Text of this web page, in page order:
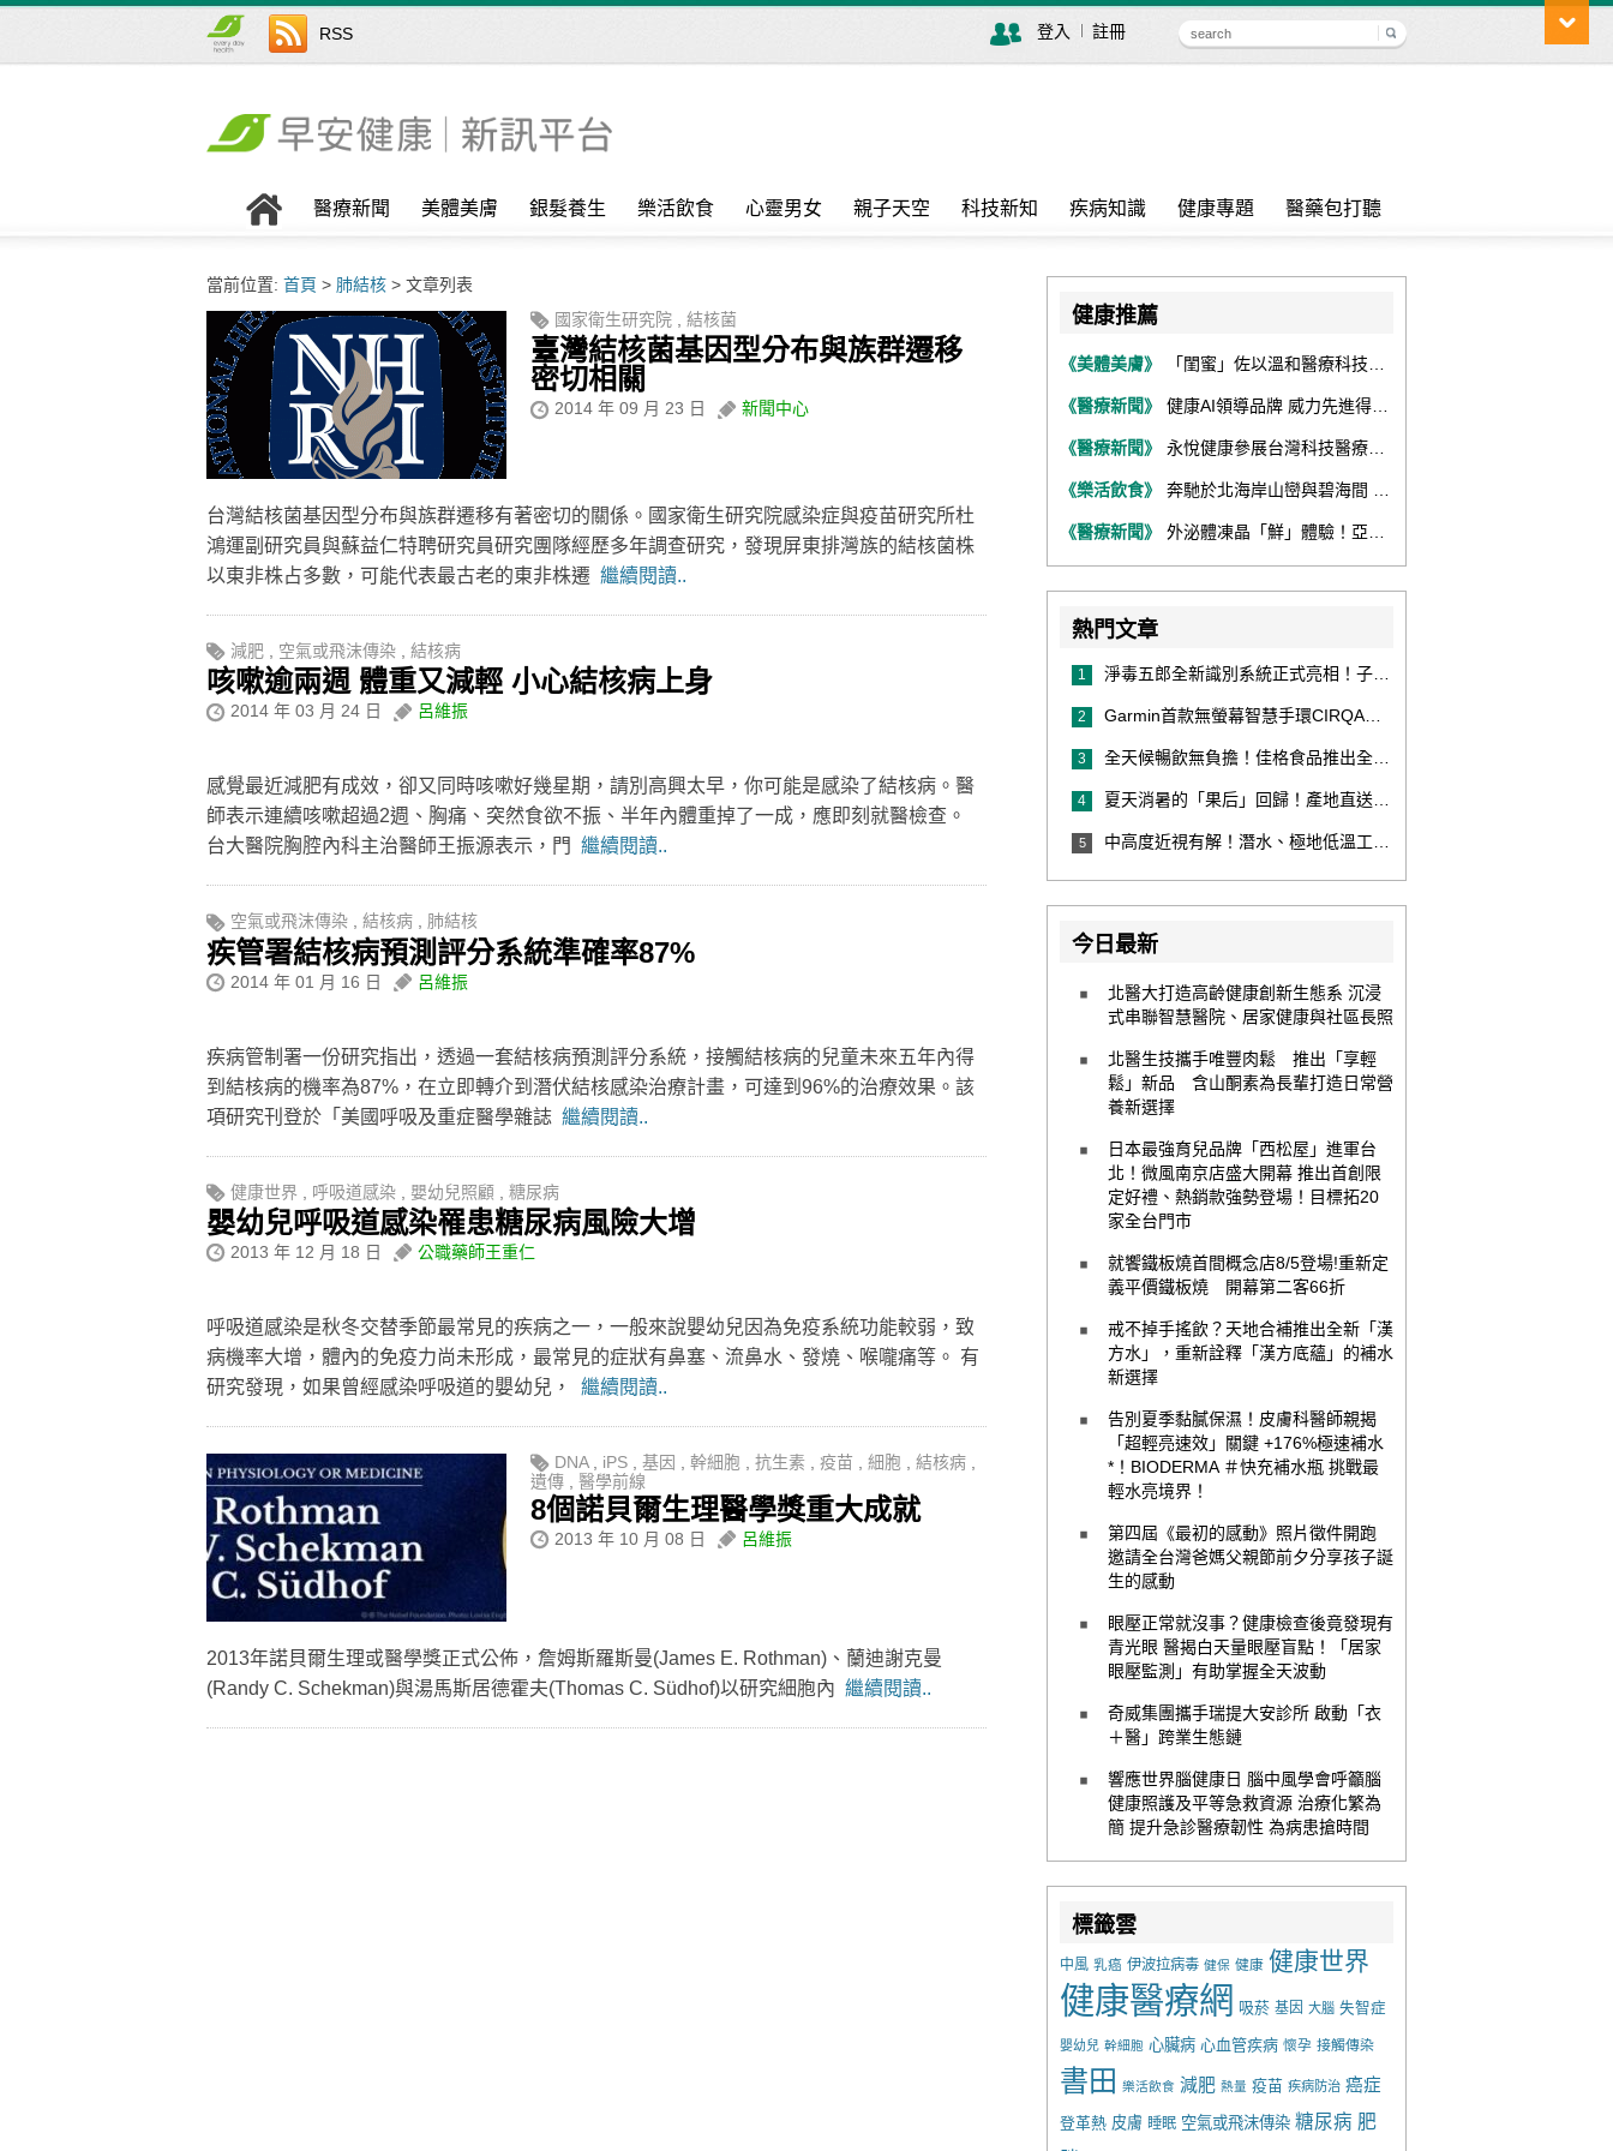
RSS 登入 註冊
醫療新聞 美體美膚 銀髮養生 樂活飲食 心靈男女 親子天空 科技新知 疾病知識 健康專題 醫藥包打聽
當前位置: 首頁 > 肺結核 > 文章列表
國家衛生研究院
結核菌
臺灣結核菌基因型分布與族群遷移
密切相關
2014 年 09 月 23 日 新聞中心
台灣結核菌基因型分布與族群遷移有著密切的關係。國家衛生研究院感染症與疫苗研究所杜
鴻運副研究員與蘇益仁特聘研究員研究團隊經歷多年調查研究，發現屏東排灣族的結核菌株
以東非株占多數，可能代表最古老的東非株遷 繼續閱讀..
減肥 空氣或飛沫傳染 結核病
咳嗽逾兩週 體重又減輕 小心結核病上身
2014 年 03 月 24 日 呂維振
感覺最近減肥有成效，卻又同時咳嗽好幾星期，請別高興太早，你可能是感染了結核病。醫
師表示連續咳嗽超過2週、胸痛、突然食欲不振、半年內體重掉了一成，應即刻就醫檢查。
台大醫院胸腔內科主治醫師王振源表示，門 繼續閱讀..
空氣或飛沫傳染 , 結核病 , 肺結核
疾管署結核病預測評分系統準確率87%
2014 年 01 月 16 日 呂維振
疾病管制署一份研究指出，透過一套結核病預測評分系統，接觸結核病的兒童未來五年內得
到結核病的機率為87%，在立即轉介到潛伏結核感染治療計畫，可達到96%的治療效果。該
項研究刊登於「美國呼吸及重症醫學雜誌 繼續閱讀..
健康世界 呼吸道感染 嬰幼兒照顧 糖尿病
嬰幼兒呼吸道感染罹患糖尿病風險大增
2013 年 12 月 18 日 公職藥師王重仁
呼吸道感染是秋冬交替季節最常見的疾病之一，一般來說嬰幼兒因為免疫系統功能較弱，致
病機率大增，體內的免疫力尚未形成，最常見的症狀有鼻塞、流鼻水、發燒、喉嚨痛等。 有
研究發現，如果曾經感染呼吸道的嬰幼兒， 繼續閱讀..
DNA, iPS 基因 幹細胞 抗生素 疫苗 細胞 結核病
遺傳
醫學前線
8個諾貝爾生理醫學獎重大成就
2013 年 10 月 08 日 呂維振
2013年諾貝爾生理或醫學獎正式公佈，詹姆斯羅斯曼(James E. Rothman)、蘭迪謝克曼
(Randy C. Schekman)與湯馬斯居德霍夫(Thomas C. Südhof)以研究細胞內 繼續閱讀..
健康推薦
《美體美膚》 「閨蜜」佐以溫和醫療科技，陪伴女性找回身體舒適與自信
《醫療新聞》 健康AI領導品牌 威力先進得獎不斷 同獲『玉山獎』『金炬獎』最高肯定
《醫療新聞》 永悅健康參展台灣科技醫療展 展現數位健康全場景整合能力
《樂活飲食》 奔馳於北海岸山巒與碧海間 跑出屬於你的生命之光 『2026光境半程馬拉松挑戰賽－升龍道』火熱報名中
《醫療新聞》 外泌體凍晶「鮮」體驗！亞家生技解鎖24個月高活性 專利瓶蓋「秒回溶」超驚艷！醫科展秀「睛」亮神采
熱門文章
1 淨毒五郎全新識別系統正式亮相！子品牌然本再推體香噴霧新產品！
2 Garmin首款無螢幕智慧手環CIRQA登場 專注健康無須訂閱！ 輕量舒適風格百搭 生態系無縫串接 打造全天候零干擾健康與恢復管理新體驗
3 全天候暢飲無負擔！佳格食品推出全新穀物茶品牌「穀萃」 首發「穀萃 蕎麥國寶茶」無糖、0咖啡因 24小時暖心陪伴
4 夏天消暑的「果后」回歸！產地直送泰國鮮山竹，打造夏日最頂級的天然補給
5 中高度近視有解！潛水、極地低溫工作者優選 EVO ICL 膠原蛋白眼內鏡
今日最新
北醫大打造高齡健康創新生態系 沉浸
式串聯智慧醫院、居家健康與社區長照
北醫生技攜手唯豐肉鬆 推出「享輕
鬆」新品 含山酮素為長輩打造日常營
養新選擇
日本最強育兒品牌「西松屋」進軍台
北！微風南京店盛大開幕 推出首創限
定好禮、熱銷款強勢登場！目標拓20
家全台門市
就饗鐵板燒首間概念店8/5登場!重新定
義平價鐵板燒 開幕第二客66折
戒不掉手搖飲？天地合補推出全新「漢
方水」，重新詮釋「漢方底蘊」的補水
新選擇
告別夏季黏膩保濕！皮膚科醫師親揭
「超輕亮速效」關鍵 +176%極速補水
*！BIODERMA ＃快充補水瓶 挑戰最
輕水亮境界！
第四屆《最初的感動》照片徵件開跑
邀請全台灣爸媽父親節前夕分享孩子誕
生的感動
眼壓正常就沒事？健康檢查後竟發現有
青光眼 醫揭白天量眼壓盲點！「居家
眼壓監測」有助掌握全天波動
奇威集團攜手瑞提大安診所 啟動「衣
＋醫」跨業生態鏈
響應世界腦健康日 腦中風學會呼籲腦
健康照護及平等急救資源 治療化繁為
簡 提升急診醫療韌性 為病患搶時間
標籤雲
中風 乳癌 伊波拉病毒 健保 健康 健康世界
健康醫療網 吸菸 基因 大腦 失智症
嬰幼兒 幹細胞 心臟病 心血管疾病 懷孕 接觸傳染
書田 樂活飲食 減肥 熱量 疫苗 疾病防治 癌症
登革熱 皮膚 睡眠 空氣或飛沫傳染 糖尿病 肥